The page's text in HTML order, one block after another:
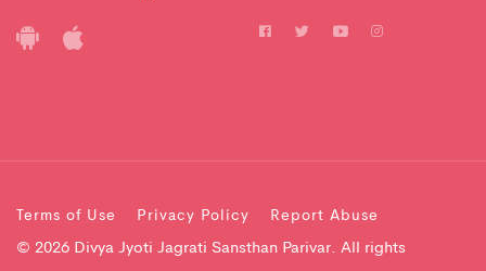
Terms of Use Privacy Policy Report Abuse
© 2026 Divya Jyoti Jagrati Sansthan Parivar. All rights